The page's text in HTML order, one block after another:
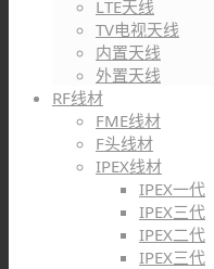
LTE天线
TV电视天线
内置天线
外置天线
RF线材
FME线材
F头线材
IPEX线材
IPEX一代
IPEX三代
IPEX二代
IPEX三代